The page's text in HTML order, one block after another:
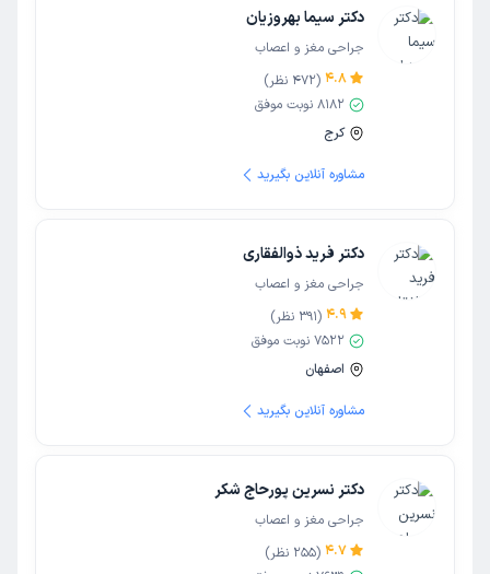
دکتر سیما بهروزیان
جراحی مغز و اعصاب
4.8
(
472 نظر)
8182 نوبت موفق
کرج
مشاوره آنلاین بگیرید
دکتر فرید ذوالفقاری
جراحی مغز و اعصاب
4.9
(
391 نظر)
7522 نوبت موفق
اصفهان
مشاوره آنلاین بگیرید
دکتر نسرین پورحاج شکر
جراحی مغز و اعصاب
4.7
(
255 نظر)